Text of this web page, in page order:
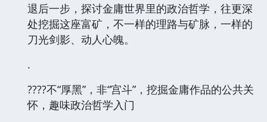
退后一步，探讨金庸世界里的政治哲学，往更深
处挖掘这座富矿，不一样的理路与矿脉，一样的
刀光剑影、动人心魄。
.
????不“厚黑”，非“宫斗”，挖掘金庸作品的公共关
怀，趣味政治哲学入门